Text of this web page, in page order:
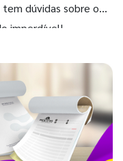
dúvidas sobre o
imperdível!